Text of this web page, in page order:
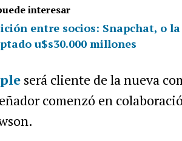
interesar
entre socios: Snapchat, o
u$s30.000 millones
será cliente de la nueva
comenzó en